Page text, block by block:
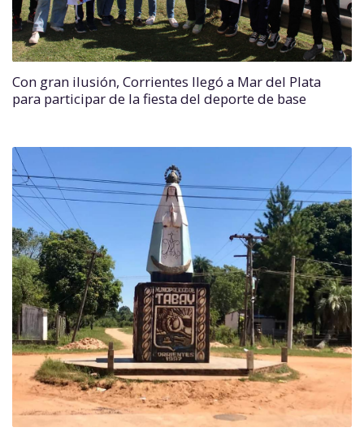
Con gran ilusión, Corrientes llegó a Mar del Plata
para participar de la fiesta del deporte de base